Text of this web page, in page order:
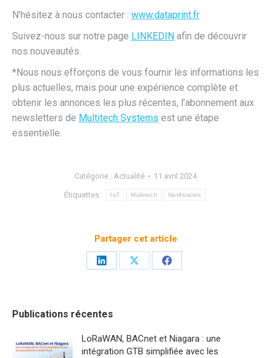
N’hésitez à nous contacter : www.dataprint.fr
Suivez-nous sur notre page LINKEDIN afin de découvrir
nos nouveautés.
*Nous nous efforçons de vous fournir les informations les
plus actuelles, mais pour une expérience complète et
obtenir les annonces les plus récentes, l’abonnement aux
newsletters de Multitech Systems est une étape
essentielle.
Catégorie : Actualité 11 avril 2024
Étiquettes : IoT Multitech Notification
Partager cet article
PartagerPartagerPartager
Publications récentes
LoRaWAN, BACnet et Niagara : une
intégration GTB simplifiée avec les